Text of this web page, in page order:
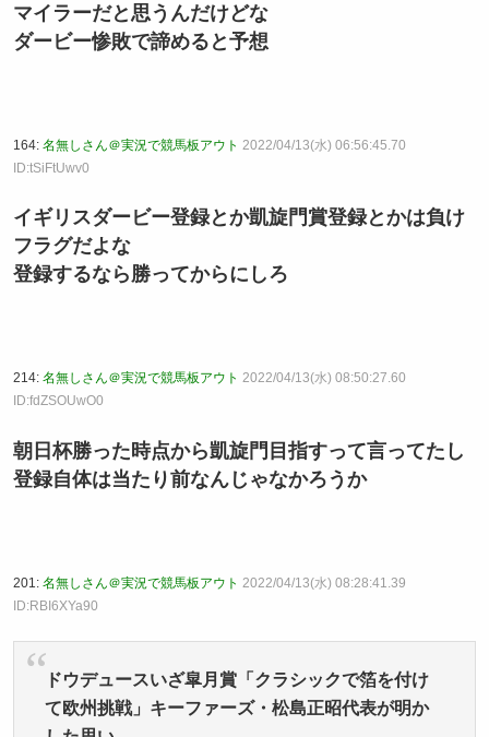
マイラーだと思うんだけどな
ダービー惨敗で諦めると予想
164: 名無しさん＠実況で競馬板アウト 2022/04/13(水) 06:56:45.70
ID:tSiFtUwv0
イギリスダービー登録とか凱旋門賞登録とかは負け
フラグだよな
登録するなら勝ってからにしろ
214: 名無しさん＠実況で競馬板アウト 2022/04/13(水) 08:50:27.60
ID:fdZSOUwO0
朝日杯勝った時点から凱旋門目指すって言ってたし
登録自体は当たり前なんじゃなかろうか
201: 名無しさん＠実況で競馬板アウト 2022/04/13(水) 08:28:41.39
ID:RBI6XYa90
ドウデュースいざ皐月賞「クラシックで箔を付け
て欧州挑戦」キーファーズ・松島正昭代表が明か